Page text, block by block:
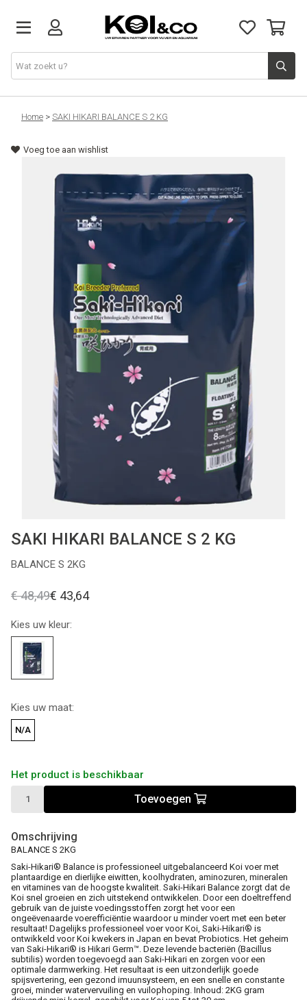
Vijver
Vijvervissen
Aquarium
Doe het zelf
Kennis & advies
Cadeaubon
Contact
Home > SAKI HIKARI BALANCE S 2 KG
Voeg toe aan wishlist
SAKI HIKARI BALANCE S 2 KG
BALANCE S 2KG
€ 48,49€ 43,64
Kies uw kleur:
Kies uw maat:
N/A
Het product is beschikbaar
Toevoegen
Omschrijving
BALANCE S 2KG
Saki-Hikari® Balance is professioneel uitgebalanceerd Koi voer met
plantaardige en dierlijke eiwitten, koolhydraten, aminozuren, mineralen
en vitamines van de hoogste kwaliteit. Saki-Hikari Balance zorgt dat de
Koi snel groeien en zich uitstekend ontwikkelen. Door een doeltreffend
gebruik van de juiste voedingsstoffen zorgt het voor een
ongeëvenaarde voerefficiëntie waardoor u minder voert met een beter
resultaat! Dagelijks professioneel voer voor Koi, Saki-Hikari® is
ontwikkeld voor Koi kwekers in Japan en bevat Probiotics. Het geheim
van Saki-Hikari® is Hikari Germ™. Deze levende bacteriën (Bacillus
subtilis) worden toegevoegd aan Saki-Hikari en zorgen voor een
optimale darmwerking. Het resultaat is een uitzonderlijk goede
spijsvertering, een gezond imuunsysteem, en een snelle en constante
groei, minder watervervuiling en vuilophoping. Inhoud: 2KG gram